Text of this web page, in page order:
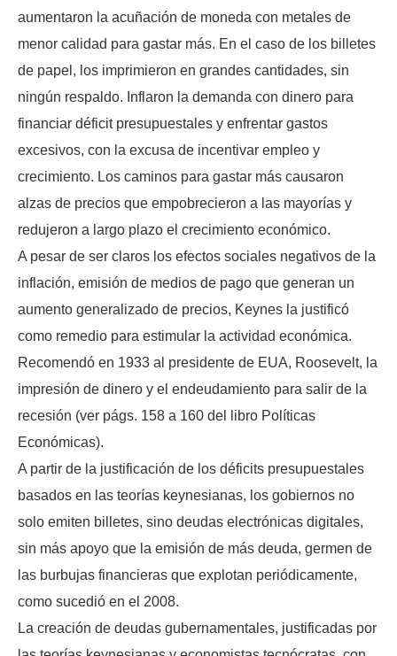
aumentaron la acuñación de moneda con metales de
menor calidad para gastar más. En el caso de los billetes
de papel, los imprimieron en grandes cantidades, sin
ningún respaldo. Inflaron la demanda con dinero para
financiar déficit presupuestales y enfrentar gastos
excesivos, con la excusa de incentivar empleo y
crecimiento. Los caminos para gastar más causaron
alzas de precios que empobrecieron a las mayorías y
redujeron a largo plazo el crecimiento económico.
A pesar de ser claros los efectos sociales negativos de la
inflación, emisión de medios de pago que generan un
aumento generalizado de precios, Keynes la justificó
como remedio para estimular la actividad económica.
Recomendó en 1933 al presidente de EUA, Roosevelt, la
impresión de dinero y el endeudamiento para salir de la
recesión (ver págs. 158 a 160 del libro Políticas
Económicas).
A partir de la justificación de los déficits presupuestales
basados en las teorías keynesianas, los gobiernos no
solo emiten billetes, sino deudas electrónicas digitales,
sin más apoyo que la emisión de más deuda, germen de
las burbujas financieras que explotan periódicamente,
como sucedió en el 2008.
La creación de deudas gubernamentales, justificadas por